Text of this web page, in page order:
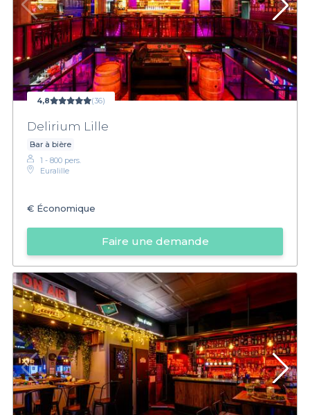
4,8 (36)
Delirium Lille
Bar à bière
1 - 800 pers.
Euralille
€ Économique
Faire une demande